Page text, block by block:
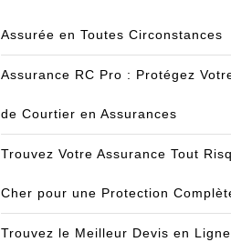
Assurée en Toutes Circonstances
Assurance RC Pro : Protégez
de Courtier en Assurances
Trouvez Votre Assurance Tout
Cher pour une Protection
Trouvez le Meilleur Devis en